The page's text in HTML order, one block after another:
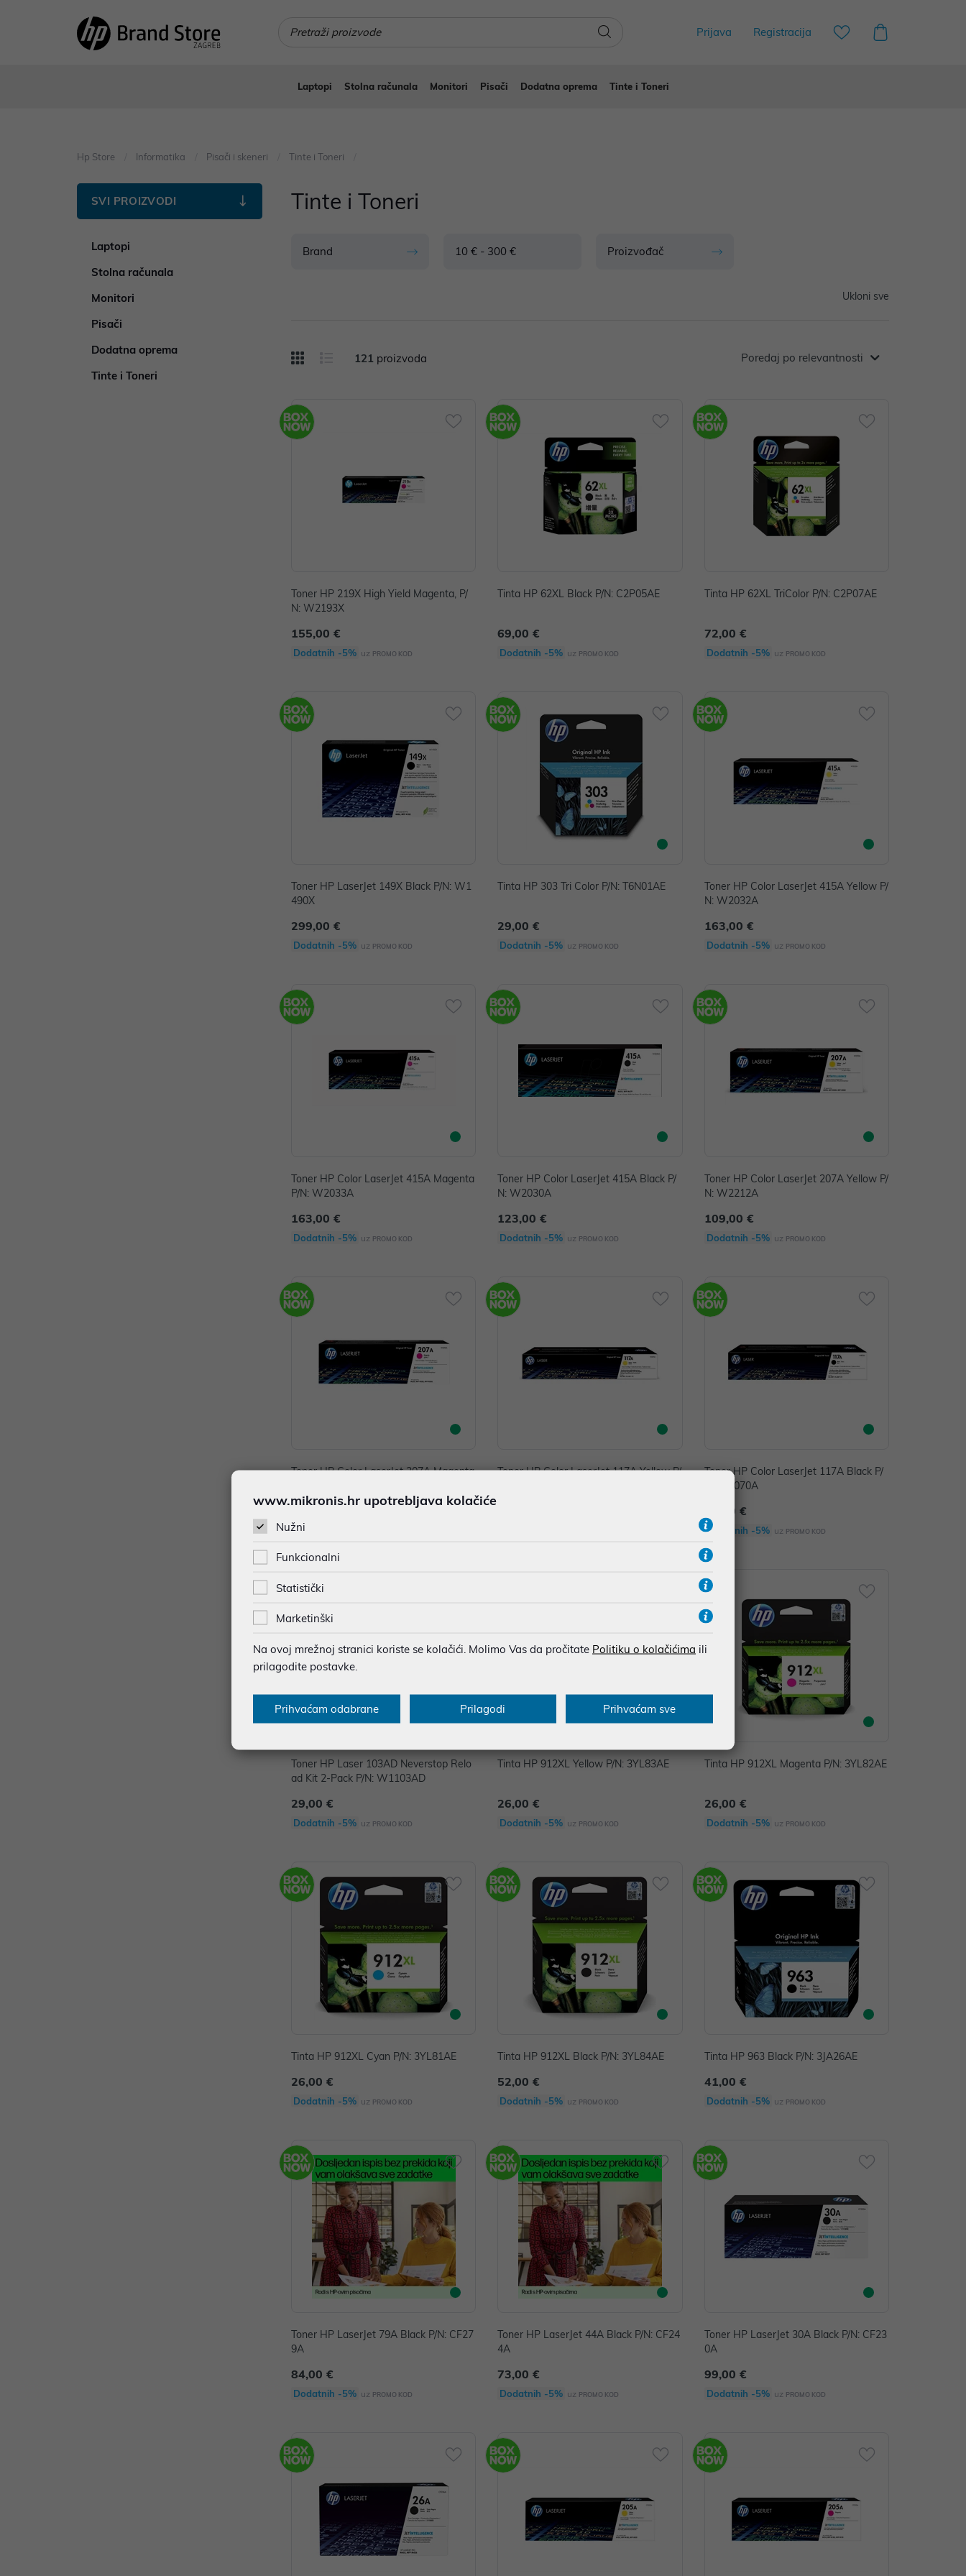
Registracija
Prijava
Laptopi Stolna računala Monitori Pisači Dodatna oprema Tinte i Toneri
Hp Store Informatika Pisači i skeneri Tinte i Toneri
SVI PROIZVODI
Laptopi
Stolna računala
Monitori
Pisači
Dodatna oprema
Tinte i Toneri
Tinte i Toneri
Brand 10 € - 300 € Proizvođač
Ukloni sve
121 proizvoda Poredaj po relevantnosti
Toner HP 219X High Yield Magenta, P/
N: W2193X
155,00 €
Dodatnih -5% uz PROMO KOD
Tinta HP 62XL Black P/N: C2P05AE
69,00 €
Dodatnih -5% uz PROMO KOD
Tinta HP 62XL TriColor P/N: C2P07AE
72,00 €
Dodatnih -5% uz PROMO KOD
Toner HP LaserJet 149X Black P/N: W1
490X
299,00 €
Dodatnih -5% uz PROMO KOD
Tinta HP 303 Tri Color P/N: T6N01AE
29,00 €
Dodatnih -5% uz PROMO KOD
Toner HP Color LaserJet 415A Yellow P/
N: W2032A
163,00 €
Dodatnih -5% uz PROMO KOD
Toner HP Color LaserJet 415A Magenta
P/N: W2033A
163,00 €
Dodatnih -5% uz PROMO KOD
Toner HP Color LaserJet 415A Black P/
N: W2030A
123,00 €
Dodatnih -5% uz PROMO KOD
Toner HP Color LaserJet 207A Yellow P/
N: W2212A
109,00 €
Dodatnih -5% uz PROMO KOD
Toner HP Color LaserJet 207A Magenta
Dodatnih -5%
Toner HP Color LaserJet 117A Yellow P/
Toner HP Color LaserJet 117A Black P/
N: W2070A
64,00 €
Dodatnih -5% uz PROMO KOD
Toner HP Laser 103AD Neverstop Relo
ad Kit 2-Pack P/N: W1103AD
29,00 €
Dodatnih -5% uz PROMO KOD
Tinta HP 912XL Yellow P/N: 3YL83AE
26,00 €
Dodatnih -5% uz PROMO KOD
Tinta HP 912XL Magenta P/N: 3YL82AE
26,00 €
Dodatnih -5% uz PROMO KOD
Tinta HP 912XL Cyan P/N: 3YL81AE
26,00 €
Dodatnih -5% uz PROMO KOD
Tinta HP 912XL Black P/N: 3YL84AE
52,00 €
Dodatnih -5% uz PROMO KOD
Tinta HP 963 Black P/N: 3JA26AE
41,00 €
Dodatnih -5% uz PROMO KOD
Toner HP LaserJet 79A Black P/N: CF27
9A
84,00 €
Dodatnih -5% uz PROMO KOD
Toner HP LaserJet 44A Black P/N: CF24
4A
73,00 €
Dodatnih -5% uz PROMO KOD
Toner HP LaserJet 30A Black P/N: CF23
0A
99,00 €
Dodatnih -5% uz PROMO KOD
www.mikronis.hr upotrebljava kolačiće
Nužni
Funkcionalni
Statistički
Marketinški
Na ovoj mrežnoj stranici koriste se kolačići. Molimo Vas da pročitate Politiku o kolačićima ili
prilagodite postavke.
Prihvaćam odabrane Prilagodi Prihvaćam sve